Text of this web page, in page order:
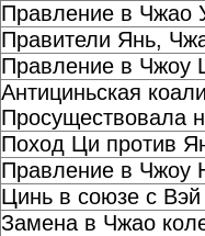
Правление в Чжао
Правители Янь,
Правление в Чжоу
Антициньская
Просуществовала
Поход Ци против
Правление в Чжоу
Цинь в союзе с
Замена в Чжао